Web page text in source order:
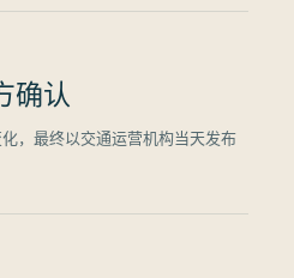
确认
，最终以交通运营机构当天发布